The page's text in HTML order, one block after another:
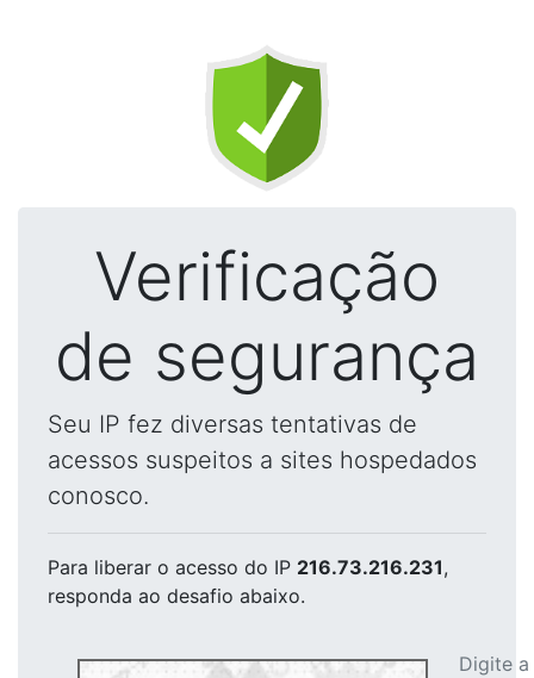
Verificação
de segurança
Seu IP fez diversas tentativas de
acessos suspeitos a sites hospedados
conosco.
Para liberar o acesso do IP 216.73.216.231,
responda ao desafio abaixo.
Digite